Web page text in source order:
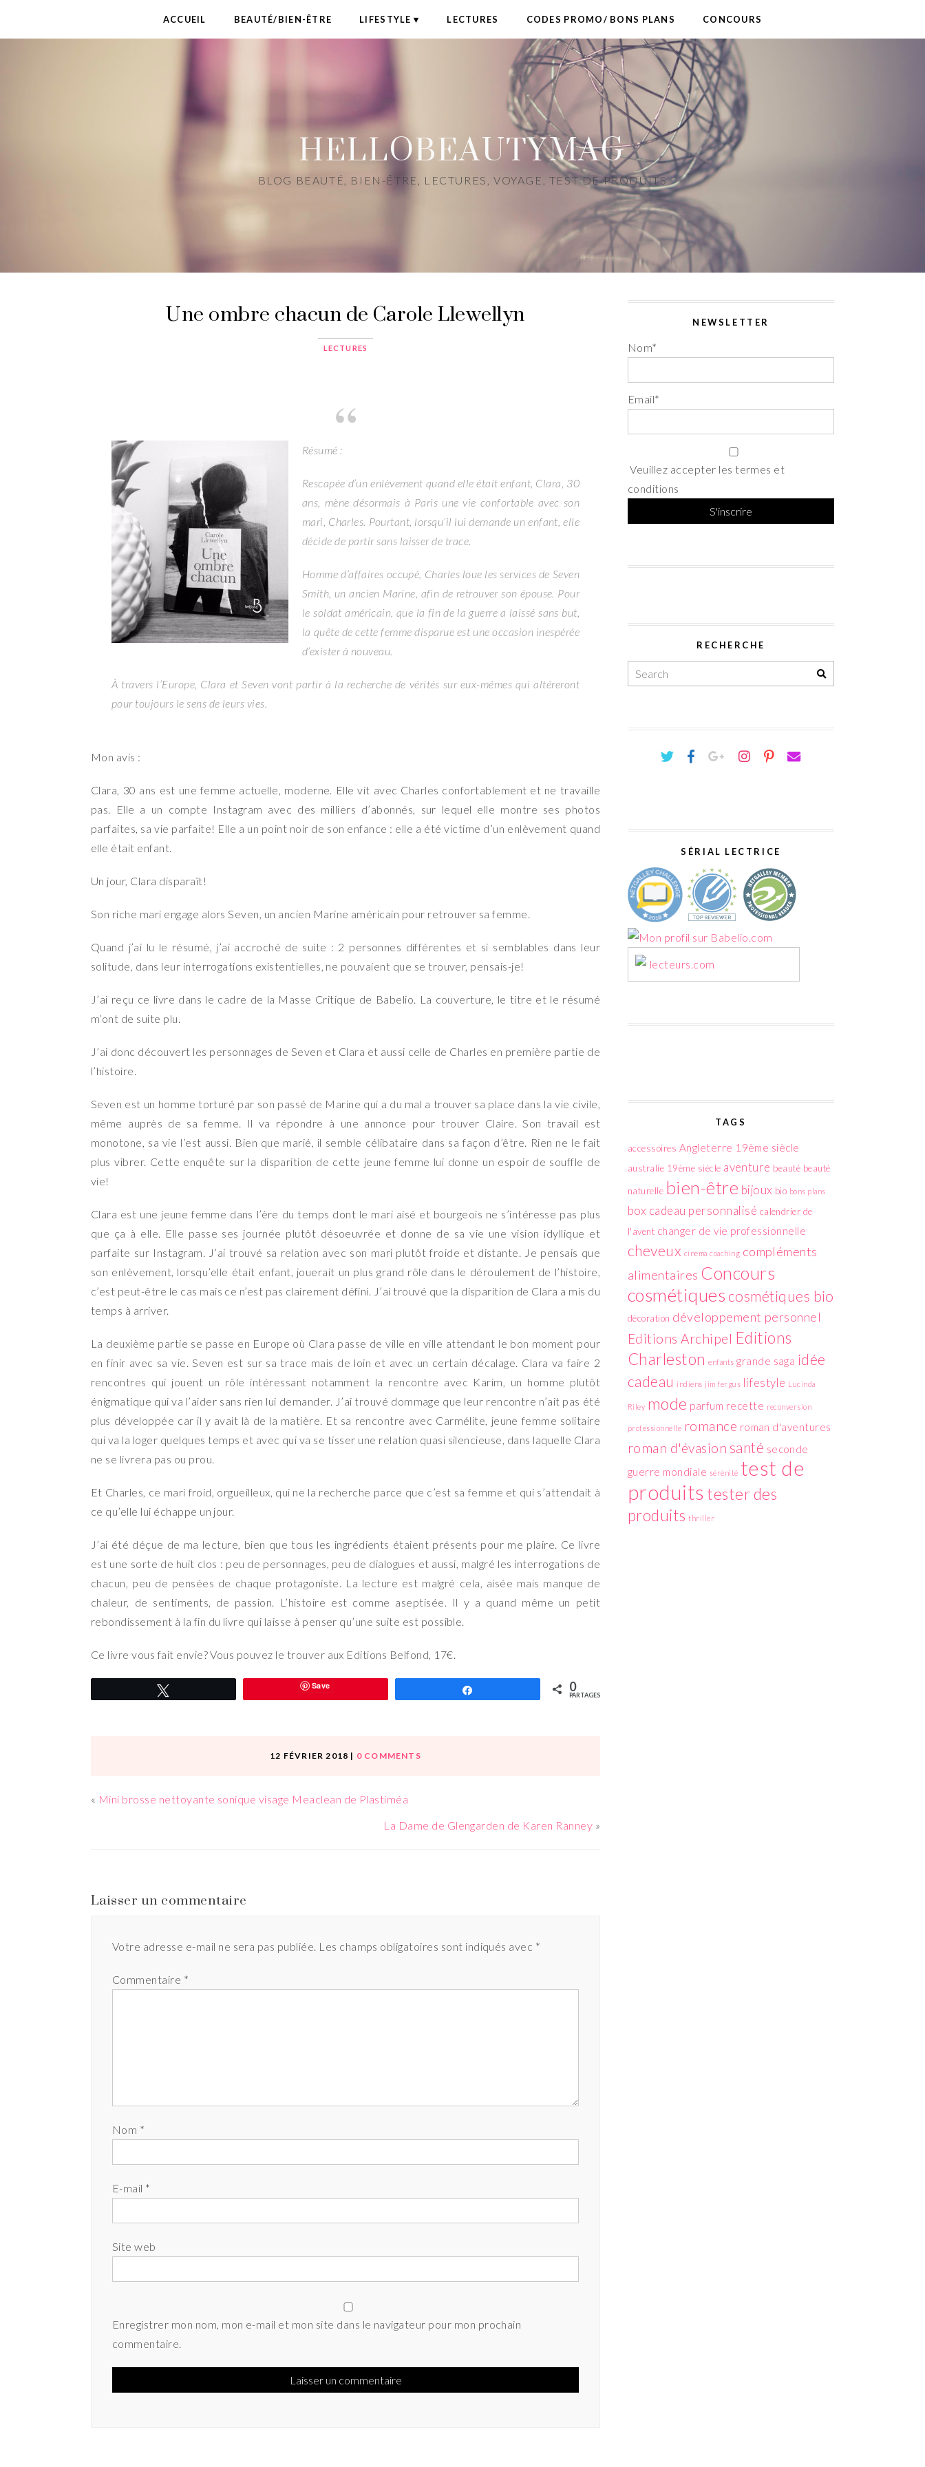
ACCUEIL BEAUTÉ/BIEN-ÊTRE LIFESTYLE LECTURES CODES PROMO/ BONS PLANS CONCOURS
HELLOBEAUTYMAG
BLOG BEAUTÉ, BIEN-ÊTRE, LECTURES, VOYAGE, TEST DE PRODUITS
Une ombre chacun de Carole Llewellyn
LECTURES
Résumé :
Rescapée d’un enlèvement quand elle était enfant, Clara, 30
ans, mène désormais à Paris une vie confortable avec son
mari, Charles. Pourtant, lorsqu’il lui demande un enfant, elle
décide de partir sans laisser de trace.
Homme d’affaires occupé, Charles loue les services de Seven
Smith, un ancien Marine, afin de retrouver son épouse. Pour
le soldat américain, que la fin de la guerre a laissé sans but,
la quête de cette femme disparue est une occasion inespérée
d’exister à nouveau.
À travers l’Europe, Clara et Seven vont partir à la recherche de vérités sur eux-mêmes qui altéreront
pour toujours le sens de leurs vies.
Mon avis :
Clara, 30 ans est une femme actuelle, moderne. Elle vit avec Charles confortablement et ne travaille
pas. Elle a un compte Instagram avec des milliers d’abonnés, sur lequel elle montre ses photos
parfaites, sa vie parfaite! Elle a un point noir de son enfance : elle a été victime d’un enlèvement quand
elle était enfant.
Un jour, Clara disparaît!
Son riche mari engage alors Seven, un ancien Marine américain pour retrouver sa femme.
Quand j’ai lu le résumé, j’ai accroché de suite : 2 personnes différentes et si semblables dans leur
solitude, dans leur interrogations existentielles, ne pouvaient que se trouver, pensais-je!
J’ai reçu ce livre dans le cadre de la Masse Critique de Babelio. La couverture, le titre et le résumé
m’ont de suite plu.
J’ai donc découvert les personnages de Seven et Clara et aussi celle de Charles en première partie de
l’histoire.
Seven est un homme torturé par son passé de Marine qui a du mal a trouver sa place dans la vie civile,
même auprès de sa femme. Il va répondre à une annonce pour trouver Claire. Son travail est
monotone, sa vie l’est aussi. Bien que marié, il semble célibataire dans sa façon d’être. Rien ne le fait
plus vibrer. Cette enquête sur la disparition de cette jeune femme lui donne un espoir de souffle de
vie!
Clara est une jeune femme dans l’ère du temps dont le mari aisé et bourgeois ne s’intéresse pas plus
que ça à elle. Elle passe ses journée plutôt désoeuvrée et donne de sa vie une vision idyllique et
parfaite sur Instagram. J’ai trouvé sa relation avec son mari plutôt froide et distante. Je pensais que
son enlèvement, lorsqu’elle était enfant, jouerait un plus grand rôle dans le déroulement de l’histoire,
c’est peut-être le cas mais ce n’est pas clairement défini. J’ai trouvé que la disparition de Clara a mis du
temps à arriver.
La deuxième partie se passe en Europe où Clara passe de ville en ville attendant le bon moment pour
en finir avec sa vie. Seven est sur sa trace mais de loin et avec un certain décalage. Clara va faire 2
rencontres qui jouent un rôle intéressant notamment la rencontre avec Karim, un homme plutôt
énigmatique qui va l’aider sans rien lui demander. J’ai trouvé dommage que leur rencontre n’ait pas été
plus développée car il y avait là de la matière. Et sa rencontre avec Carmélite, jeune femme solitaire
qui va la loger quelques temps et avec qui va se tisser une relation quasi silencieuse, dans laquelle Clara
ne se livrera pas ou prou.
Et Charles, ce mari froid, orgueilleux, qui ne la recherche parce que c’est sa femme et qui s’attendait à
ce qu’elle lui échappe un jour.
J’ai été déçue de ma lecture, bien que tous les ingrédients étaient présents pour me plaire. Ce livre
est une sorte de huit clos : peu de personnages, peu de dialogues et aussi, malgré les interrogations de
chacun, peu de pensées de chaque protagoniste. La lecture est malgré cela, aisée mais manque de
chaleur, de sentiments, de passion. L’histoire est comme aseptisée. Il y a quand même un petit
rebondissement à la fin du livre qui laisse à penser qu’une suite est possible.
Ce livre vous fait envie? Vous pouvez le trouver aux Editions Belfond, 17€.
Save 0
PARTAGES
12 FÉVRIER 2018 | 0 COMMENTS
« Mini brosse nettoyante sonique visage Meaclean de Plastiméa
La Dame de Glengarden de Karen Ranney »
Laisser un commentaire
Votre adresse e-mail ne sera pas publiée. Les champs obligatoires sont indiqués avec *
Commentaire *
Nom *
E-mail *
Site web
Enregistrer mon nom, mon e-mail et mon site dans le navigateur pour mon prochain
commentaire.
NEWSLETTER
Nom*
Email*
Veuillez accepter les termes et
conditions
RECHERCHE
SÉRIAL LECTRICE
lecteurs.com
TAGS
accessoires Angleterre 19ème siècle
australie 19ème siècle aventure beauté beauté
naturelle bien-être bijoux bio bons plans
box cadeau personnalisé calendrier de
l'avent changer de vie professionnelle
cheveux cinema coaching compléments
alimentaires Concours
cosmétiques cosmétiques bio
décoration développement personnel
Editions Archipel Editions
Charleston enfants grande saga idée
cadeau indiens jim fergus lifestyle Lucinda
Riley mode parfum recette reconversion
professionnelle romance roman d'aventures
roman d'évasion santé seconde
guerre mondiale sérénité test de
produits tester des
produits thriller